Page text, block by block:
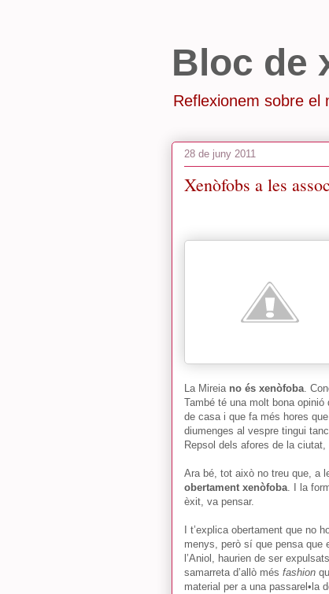
Bloc de
Reflexionem sobre el
28 de juny 2011
Xenòfobs a les
La Mireia no és xenòfoba.
També té una molt bona
de casa i que fa més hores
diumenges al vespre tingui
Repsol dels afores de la
Ara bé, tot això no treu que, a
obertament xenòfoba. I la
èxit, va pensar.
I t’explica obertament que no
menys, però sí que pensa que
l’Aniol, haurien de ser
samarreta d’allò més fashion
material per a una passarel•la